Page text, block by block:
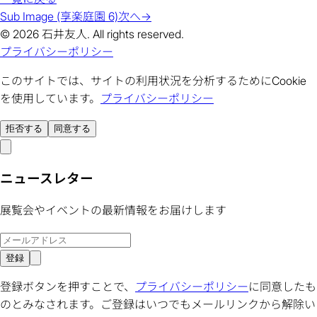
Sub Image (享楽庭園 6)次へ→
© 2026 石井友人. All rights reserved.
プライバシーポリシー
このサイトでは、サイトの利用状況を分析するためにCookie
を使用しています。 プライバシーポリシー
拒否する 同意する
ニュースレター
展覧会やイベントの最新情報をお届けします
登録
登録ボタンを押すことで、 プライバシーポリシーに同意したも
のとみなされます。ご登録はいつでもメールリンクから解除い